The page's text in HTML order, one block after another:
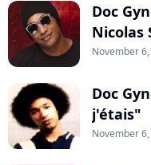
Doc
Nicolas
November
Doc
j'étais"
November